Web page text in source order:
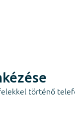
történő